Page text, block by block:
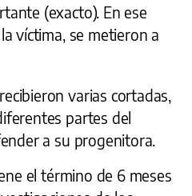
(exacto). En ese
víctima, se metieron a
varias cortadas,
partes del
a su progenitora.
el término de 6 meses